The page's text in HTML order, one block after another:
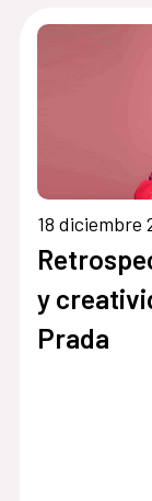
18 diciembre
y
Prada